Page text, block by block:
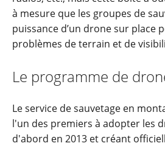
à mesure que les groupes de
puissance d’un drone sur place
problèmes de terrain et de
Le programme de
Le service de sauvetage en
l'un des premiers à adopter les
d'abord en 2013 et créant